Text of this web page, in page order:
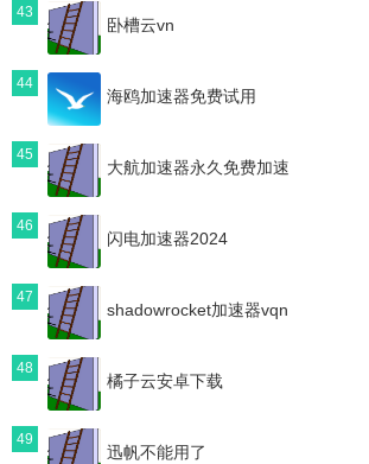
43
卧槽云vn
44
海鸥加速器免费试用
45
大航加速器永久免费加速
46
闪电加速器2024
47
shadowrocket加速器vqn
48
橘子云安卓下载
49
迅帆不能用了